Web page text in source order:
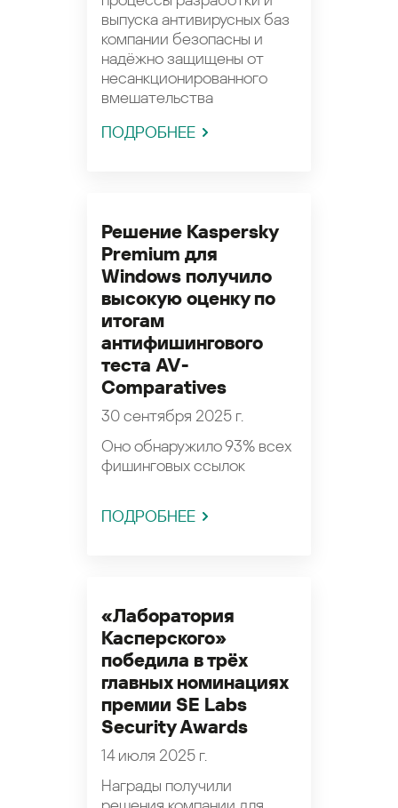
выпуска антивирусных баз
компании безопасны и
надёжно защищены от
несанкционированного
вмешательства
ПОДРОБНЕЕ
Решение Kaspersky
Premium для
Windows получило
высокую оценку по
итогам
антифишингового
теста AV-
Comparatives
30 сентября 2025 г.
Оно обнаружило 93% всех
фишинговых ссылок
ПОДРОБНЕЕ
«Лаборатория
Касперского»
победила в трёх
главных номинациях
премии SE Labs
Security Awards
14 июля 2025 г.
Награды получили